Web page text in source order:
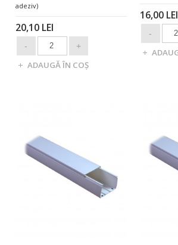
adeziv)
20,10 LEI
16,00 LEI